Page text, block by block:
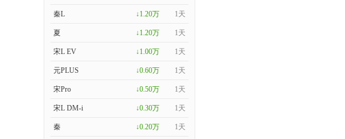
秦L ↓1.20万 1天
夏 ↓1.20万 1天
宋L EV ↓1.00万 1天
元PLUS ↓0.60万 1天
宋Pro ↓0.50万 1天
宋L DM-i ↓0.30万 1天
秦 ↓0.20万 1天